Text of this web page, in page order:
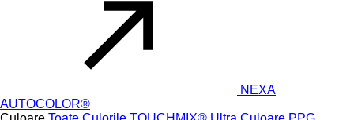
NEXA
AUTOCOLOR®